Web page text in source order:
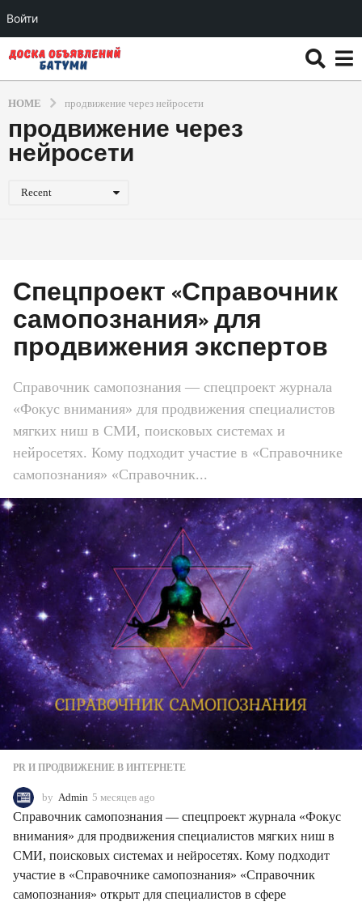
Войти
HOME продвижение через нейросети
продвижение через
нейросети
Recent
Спецпроект «Справочник
самопознания» для
продвижения экспертов
Справочник самопознания — спецпроект журнала
«Фокус внимания» для продвижения специалистов
мягких ниш в СМИ, поисковых системах и
нейросетях. Кому подходит участие в «Справочнике
самопознания» «Справочник...
PR И ПРОДВИЖЕНИЕ В ИНТЕРНЕТЕ
by Admin 5 месяцев ago
м
с
я
ц
Справочник самопознания — спецпроект журнала «Фокус
внимания» для продвижения специалистов мягких ниш в
СМИ, поисковых системах и нейросетях. Кому подходит
участие в «Справочнике самопознания» «Справочник
самопознания» открыт для специалистов в сфере